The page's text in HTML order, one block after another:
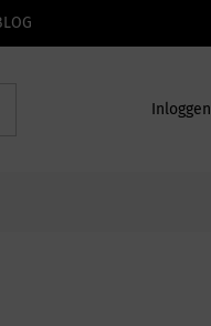
Inloggen